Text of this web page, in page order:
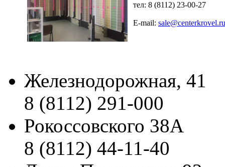
тел: 8 (8112) 23-00-27
E-mail: sale@centerkrovel.ru
Железнодорожная, 41
8 (8112) 291-000
Рокоссовского 38А
8 (8112) 44-11-40